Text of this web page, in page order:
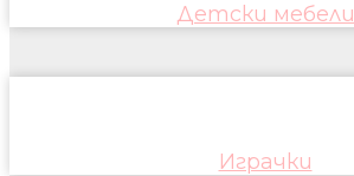
Детски мебели
Играчки